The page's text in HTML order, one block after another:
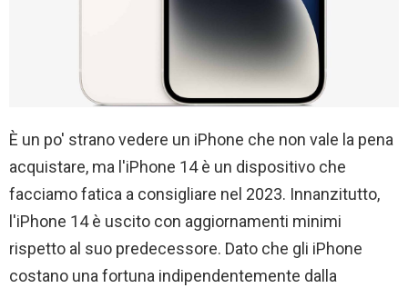
È un po' strano vedere un iPhone che non vale la pena
acquistare, ma l'iPhone 14 è un dispositivo che
facciamo fatica a consigliare nel 2023. Innanzitutto,
l'iPhone 14 è uscito con aggiornamenti minimi
rispetto al suo predecessore. Dato che gli iPhone
costano una fortuna indipendentemente dalla